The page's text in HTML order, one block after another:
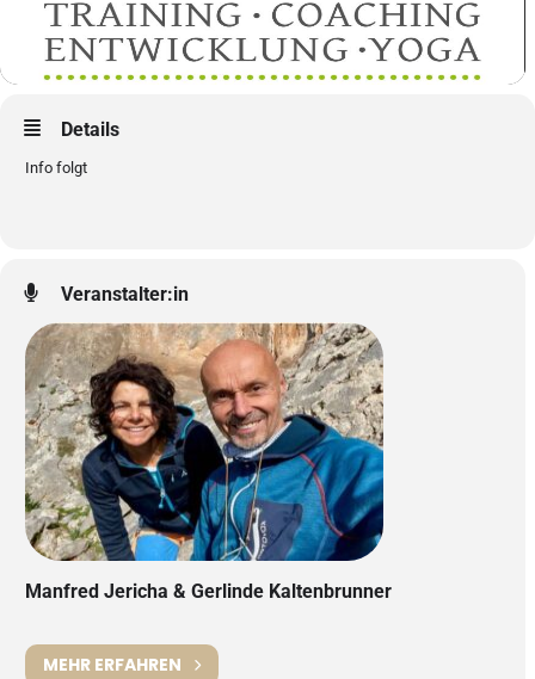
Details
Info folgt
Veranstalter:in
Manfred Jericha & Gerlinde Kaltenbrunner
MEHR ERFAHREN